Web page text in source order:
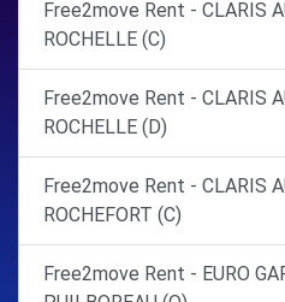
Free2move Rent - CLARIS
ROCHELLE (C)
Free2move Rent - CLARIS
ROCHELLE (D)
Free2move Rent - CLARIS
ROCHEFORT (C)
Free2move Rent - EURO